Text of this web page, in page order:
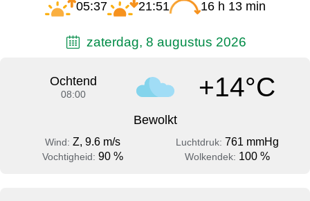
05:37 21:51 16 h 13 min
zaterdag, 8 augustus 2026
Ochtend
08:00 +14°C
Bewolkt
Wind: Z, 9.6 m/s Luchtdruk: 761 mmHg
Vochtigheid: 90 % Wolkendek: 100 %